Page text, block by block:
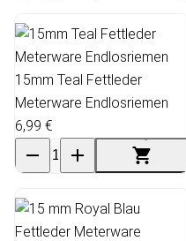
15mm Teal Fettleder
Meterware Endlosriemen
6,99 €